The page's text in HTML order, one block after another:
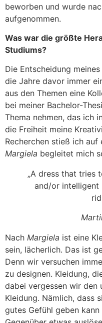
beworben und wurde
aufgenommen.
Was war die größte
Studiums?
Die Entscheidung
die Jahre davor immer
aus den Themen eine
bei meiner Bachelor-
Thema nehmen, das ich
die Freiheit meine
Recherchen stieß ich auf
Margiela begleitet mich
„A dress that tries
and/or intelligent
Nach Margiela ist eine
sein, lächerlich. Das ist
Denn wir versuchen
zu designen. Kleidung,
dabei vergessen wir den
Kleidung. Nämlich, dass
gutes Gefühl geben